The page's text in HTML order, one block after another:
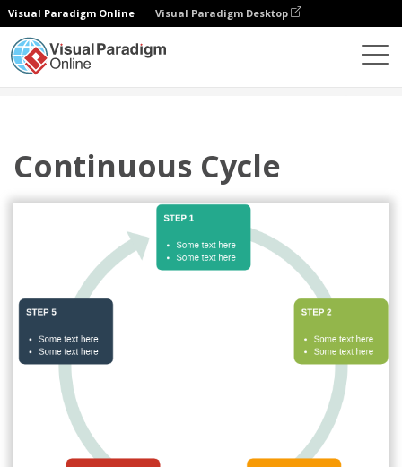
Visual Paradigm Online Visual Paradigm Desktop
Continuous Cycle